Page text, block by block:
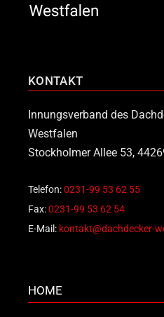
KONTAKT
Innungsverband des
Westfalen
Stockholmer Allee 53,
Telefon:0231-99 53 62 55
Fax:0231-99 53 62 54
E-Mail: kontakt@dachdecker-
HOME